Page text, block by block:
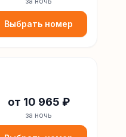
Выбрать номер
от 10 965 ₽
за ночь